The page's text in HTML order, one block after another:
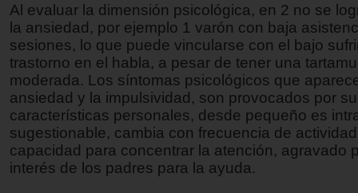
Al evaluar la dimensión psicológica, en 2 no se
la ansiedad, por ejemplo 1 varón con baja
sesiones, lo que puede vincularse con el bajo
trastorno en el habla, a pesar de tener una
moderada. Los síntomas psicológicos que
ansiedad y la impulsividad, son provocados por
características personales, desde pequeño es
sugestionable, cambia con frecuencia de
capacidad para concentrar la atención, agravado
interés de los padres para la ayuda.